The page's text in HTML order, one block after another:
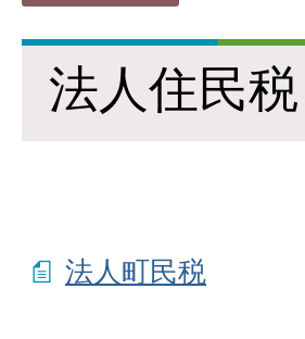
法人住民税
法人町民税